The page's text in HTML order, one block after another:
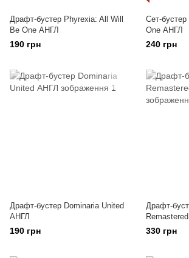
Драфт-бустер Phyrexia: All Will
Be One АНГЛ
190 грн
Сет-
One АНГЛ
240 грн
Драфт-бустер Dominaria United
АНГЛ
190 грн
Драфт-
330 грн